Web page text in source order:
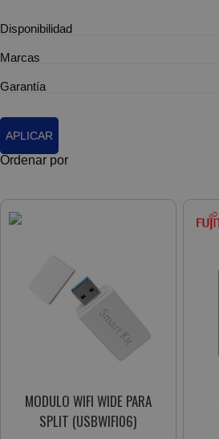
Disponibilidad
Marcas
Garantía
APLICAR
Ordenar por
MODULO WIFI WIDE PARA
SPLIT (USBWIFI06)